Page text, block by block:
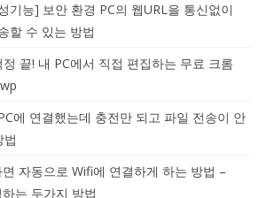
기능] 보안 환경 PC의 웹URL을 통신없이
할 수 있는 방법
끝! 내 PC에서 직접 편집하는 무료 크롬
에 연결했는데 충전만 되고 파일 전송이 안
법
자동으로 Wifi에 연결하게 하는 방법 –
는 두가지 방법